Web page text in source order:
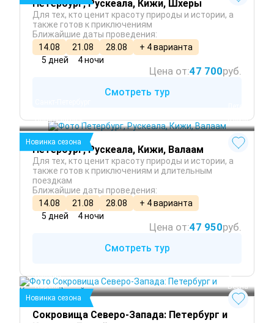
Петербург, Рускеала, Кижи, Шхеры
Для тех, кто ценит красоту природы и истории, а
также готов к приключениям
Ближайшие даты проведения:
14.08
21.08 28.08
+ 4 варианта
5 дней
4 ночи
Цена от:47 700руб.
Смотреть тур
Петрозаводск
Новинка сезона
Весна
Петербург, Рускеала, Кижи, Валаам
Для тех, кто ценит красоту природы и истории, а
также готов к приключениям и длительным
поездкам
Ближайшие даты проведения:
14.08
21.08 28.08
+ 4 варианта
5 дней
4 ночи
Цена от:47 950руб.
Смотреть тур
Пушкин
Карелия
Новинка сезона
Осень
Весна
Сокровища Северо-Запада: Петербург и